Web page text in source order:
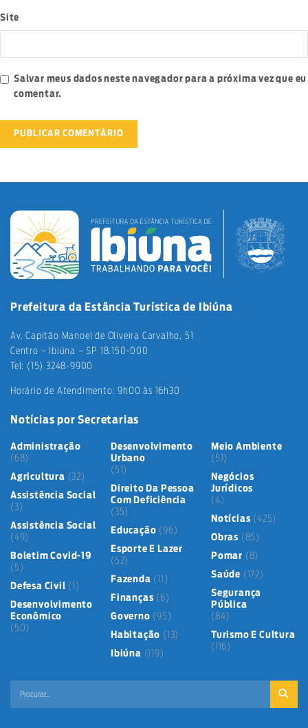
Site
Salvar meus dados neste navegador para a próxima vez que eu
comentar.
Prefeitura da Estância Turística de Ibiúna
Av. Capitão Manoel de Oliveira Carvalho, 51
Centro – Ibiúna – SP 18.150-000
Tel: (15) 3248-9900
Horário de Atendimento: 9h00 às 16h30
Notícias por Secretarias
Administração
(68)
Agricultura (32)
Assistência Social
(3)
Assistência Social
(49)
Boletim Covid-19
(5)
Defesa Civil (1)
Desenvolvimento
Econômico
(50)
Desenvolvimento
Urbano
(51)
Direito Da Pessoa
Com Deficiência
(35)
Educação (96)
Esporte E Lazer
(52)
Fazenda (11)
Finanças (6)
Governo (95)
Habitação (13)
Ibiúna (119)
Meio Ambiente
(51)
Negócios
Jurídicos
(4)
Notícias (425)
Obras (85)
Pomar (8)
Saúde (172)
Segurança
Pública
(84)
Turismo E Cultura
(116)